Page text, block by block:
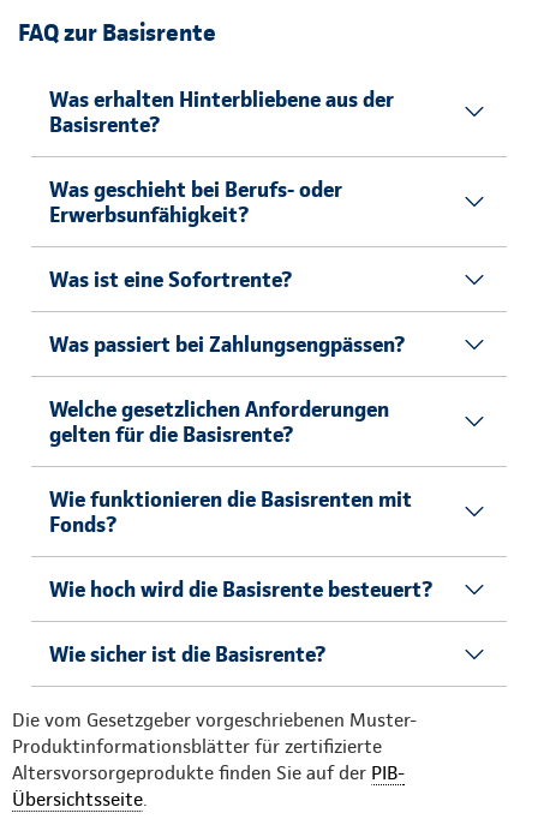
FAQ zur Basisrente
Was erhalten Hinterbliebene aus der
Basisrente?
Was geschieht bei Berufs- oder
Erwerbsunfähigkeit?
Was ist eine Sofortrente?
Was passiert bei Zahlungsengpässen?
Welche gesetzlichen Anforderungen
gelten für die Basisrente?
Wie funktionieren die Basisrenten mit
Fonds?
Wie hoch wird die Basisrente besteuert?
Wie sicher ist die Basisrente?
Die vom Gesetzgeber vorgeschriebenen Muster-
Produktinformationsblätter für zertifizierte
Altersvorsorgeprodukte finden Sie auf der PIB-
Übersichtsseite.